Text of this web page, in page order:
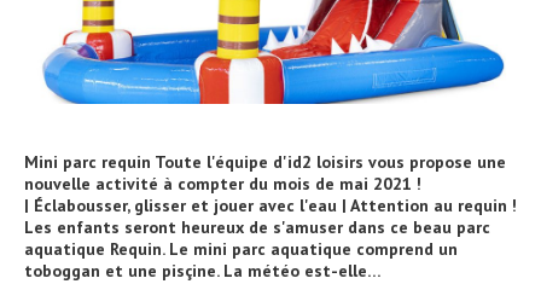
Mini parc requin Toute l'équipe d'id2 loisirs vous propose une
nouvelle activité à compter du mois de mai 2021 !
| Éclabousser, glisser et jouer avec l'eau | Attention au requin !
Les enfants seront heureux de s'amuser dans ce beau parc
aquatique Requin. Le mini parc aquatique comprend un
toboggan et une pisçine. La météo est-elle…